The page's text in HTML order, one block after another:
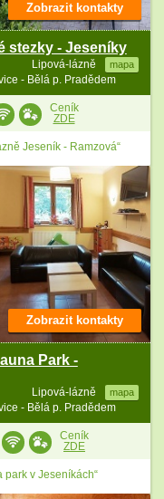
stezky - Jeseníky
Lipová-lázně mapa
- Bělá p. Pradědem
Zobrazit kontakty
Ceník
ZDE
Jeseník - Ramzová“
Park -
Lipová-lázně mapa
- Bělá p. Pradědem
Zobrazit kontakty
Ceník
ZDE
park v Jeseníkách“